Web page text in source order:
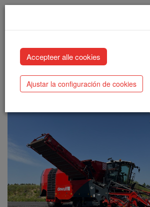
Dewulf Next Kwatro
(Y-26)
Ajustar la configuración de cookies